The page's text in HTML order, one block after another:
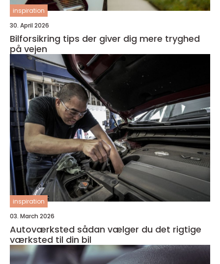
inspiration
30. April 2026
Bilforsikring tips der giver dig mere tryghed
på vejen
inspiration
03. March 2026
Autoværksted sådan vælger du det rigtige
værksted til din bil